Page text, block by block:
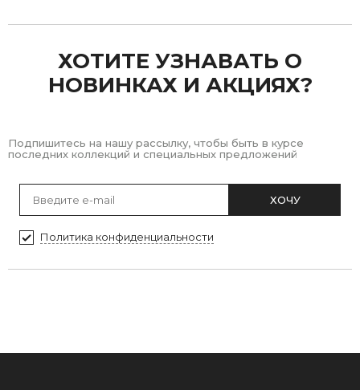
ХОТИТЕ УЗНАВАТЬ О
НОВИНКАХ И АКЦИЯХ?
Подпишитесь на нашу рассылку, чтобы быть в курсе
последних коллекций и специальных предложений
ХОЧУ
Политика конфиденциальности